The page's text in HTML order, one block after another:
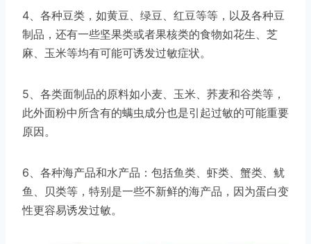
4、各种豆类，如黄豆、绿豆、红豆等等，以及各种豆
制品，还有一些坚果类或者果核类的食物如花生、芝
麻、玉米等均有可能可诱发过敏症状。
5、各类面制品的原料如小麦、玉米、荞麦和谷类等，
此外面粉中所含有的螨虫成分也是引起过敏的可能重要
原因。
6、各种海产品和水产品：包括鱼类、虾类、蟹类、鱿
鱼、贝类等，特别是一些不新鲜的海产品，因为蛋白变
性更容易诱发过敏。